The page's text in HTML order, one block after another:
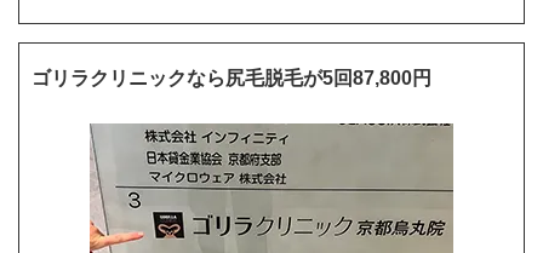
ゴリラクリニックなら尻毛脱毛が5回87,800円